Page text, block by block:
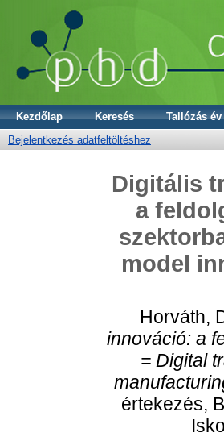
Kezdőlap Keresés Tallózás
Bejelentkezés adatfeltöltéshez
Digitális
a
model
Horváth,
innováció: a
= Digital
értekezés,